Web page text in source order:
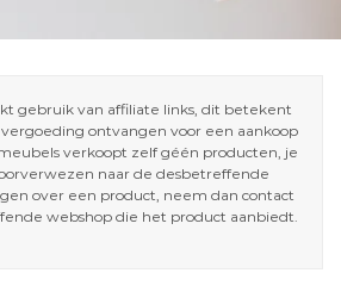
gebruik van affiliate links, dit betekent
ontvangen voor een aankoop
verkoopt zelf géén producten, je
naar de desbetreffende
over een product, neem dan contact
webshop die het product aanbiedt.